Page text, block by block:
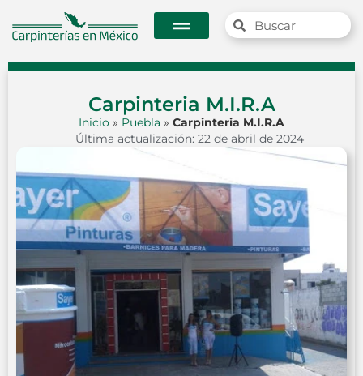
Carpinteria M.I.R.A
Inicio » Puebla » Carpinteria M.I.R.A
Última actualización: 22 de abril de 2024